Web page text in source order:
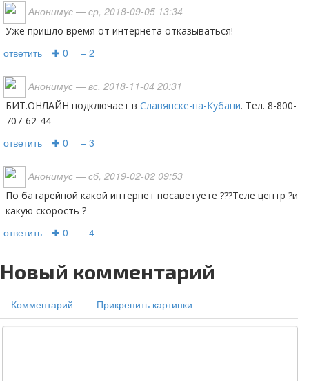
Анонимус — ср, 2018-09-05 13:34
Уже пришло время от интернета отказываться!
ответить ✚ 0 − 2
Анонимус — вс, 2018-11-04 20:31
БИТ.ОНЛАЙН подключает в Славянске-на-Кубани. Тел. 8-800-
707-62-44
ответить ✚ 0 − 3
Анонимус — сб, 2019-02-02 09:53
По батарейной какой интернет посаветуете ???Теле центр ?и
какую скорость ?
ответить ✚ 0 − 4
Новый комментарий
Комментарий Прикрепить картинки